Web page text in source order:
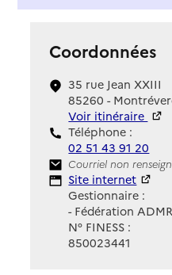
Coordonnées
35 rue Jean XXIII
85260 -
Voir itinéraire
Téléphone :
02 51 43 91 20
Contact
Courriel non
Site Internet
Site internet
Gestionnaire :
- Fédération
N° FINESS :
850023441